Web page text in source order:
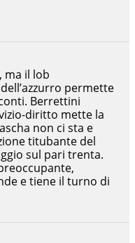
ma il lob
permette
Berrettini
diritto mette la
non ci sta e
titubante del
sul pari trenta.
e tiene il turno di